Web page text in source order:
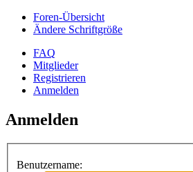
Foren-Übersicht
Ändere Schriftgröße
FAQ
Mitglieder
Registrieren
Anmelden
Anmelden
Benutzername: